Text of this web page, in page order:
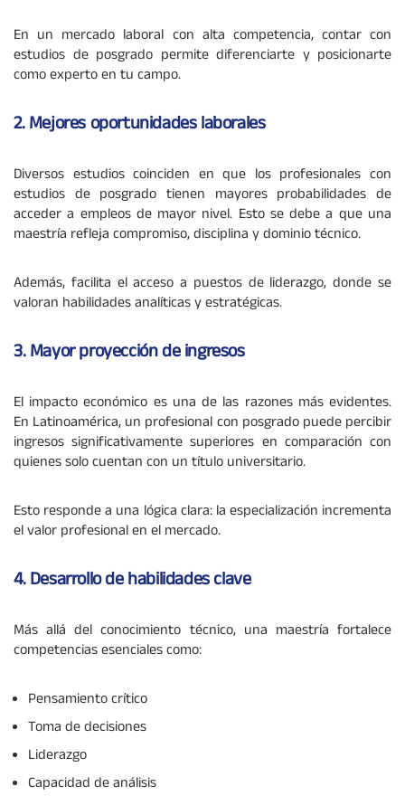
En un mercado laboral con alta competencia, contar con
estudios de posgrado permite diferenciarte y posicionarte
como experto en tu campo.
2. Mejores oportunidades laborales
Diversos estudios coinciden en que los profesionales con
estudios de posgrado tienen mayores probabilidades de
acceder a empleos de mayor nivel. Esto se debe a que una
maestría refleja compromiso, disciplina y dominio técnico.
Además, facilita el acceso a puestos de liderazgo, donde se
valoran habilidades analíticas y estratégicas.
3. Mayor proyección de ingresos
El impacto económico es una de las razones más evidentes.
En Latinoamérica, un profesional con posgrado puede percibir
ingresos significativamente superiores en comparación con
quienes solo cuentan con un título universitario.
Esto responde a una lógica clara: la especialización incrementa
el valor profesional en el mercado.
4. Desarrollo de habilidades clave
Más allá del conocimiento técnico, una maestría fortalece
competencias esenciales como:
Pensamiento crítico
Toma de decisiones
Liderazgo
Capacidad de análisis